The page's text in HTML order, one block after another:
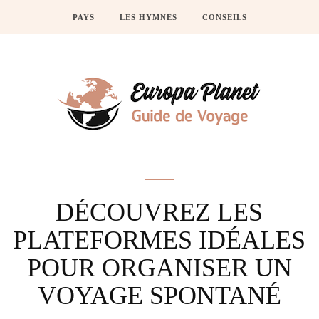
PAYS LES HYMNES CONSEILS
DÉCOUVREZ LES
PLATEFORMES IDÉALES
POUR ORGANISER UN
VOYAGE SPONTANÉ